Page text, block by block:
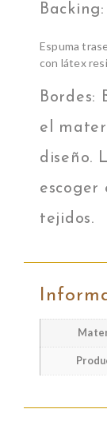
Backing:
Espuma
con látex
Bordes:
el
diseño.
escoger
tejidos.